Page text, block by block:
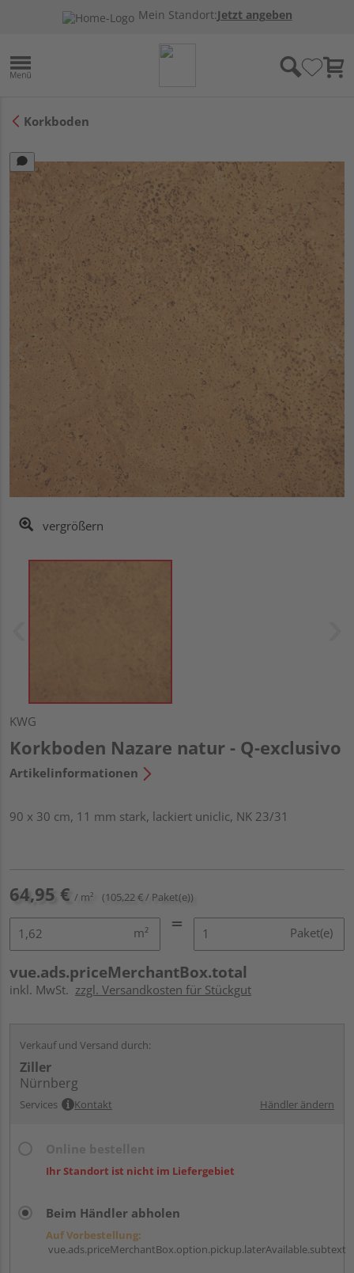
Mein Standort:Jetzt angeben
Korkboden
vergrößern
KWG
Korkboden Nazare natur - Q-exclusivo
Artikelinformationen
90 x 30 cm, 11 mm stark, lackiert uniclic, NK 23/31
64,95 € / m² (105,22 € / Paket(e))
m² Paket(e)
vue.ads.priceMerchantBox.total
inkl. MwSt. zzgl. Versandkosten für Stückgut
Verkauf und Versand durch:
Ziller
Nürnberg
Services Kontakt Händler ändern
Ihr Standort ist nicht im Liefergebiet
Beim Händler abholen
Auf Vorbestellung:
vue.ads.priceMerchantBox.option.pickup.laterAvailable.subtext